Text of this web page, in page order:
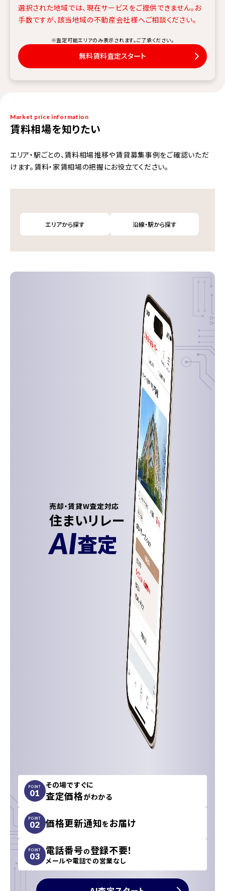
選択された地域では、現在サービスをご提供できません。 お
手数ですが、該当地域の不動産会社様へご相談ください。
※査定可能エリアのみ表示されます。ご了承ください。
無料賃料査定スタート
Market price information
賃料相場を知りたい
エリア・駅ごとの、賃料相場推移や賃貸募集事例をご確認いただ
けます。賃料・家賃相場の把握にお役立てください。
エリアから探す 沿線・駅から探す
売却・賃貸W査定対応
住まいリレー
AI査定
POINT
01
その場ですぐに
査定価格がわかる
POINT
02 価格更新通知をお届け
POINT
03 電話番号の登録不要！
メールや電話での営業なし